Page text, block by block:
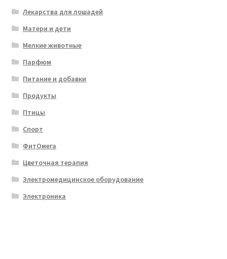
Лекарства для лошадей
Матери и дети
Мелкие животные
Парфюм
Питание и добавки
Продукты
Птицы
Спорт
ФитОмега
Цветочная терапия
Электромедицинское оборудование
Электроника